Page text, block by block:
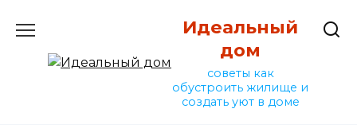
Идеальный
дом
советы как
обустроить жилище и
создать уют в доме